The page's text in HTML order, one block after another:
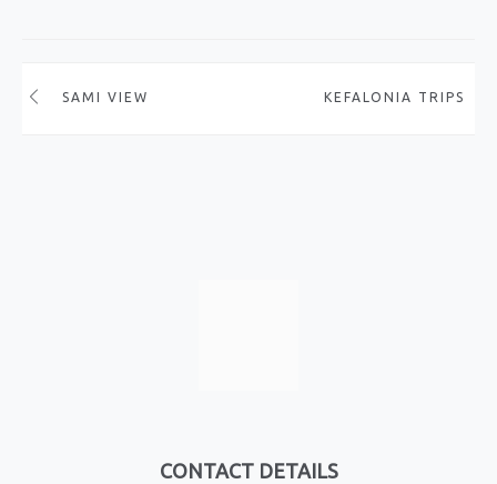
SAMI VIEW KEFALONIA TRIPS
CONTACT DETAILS